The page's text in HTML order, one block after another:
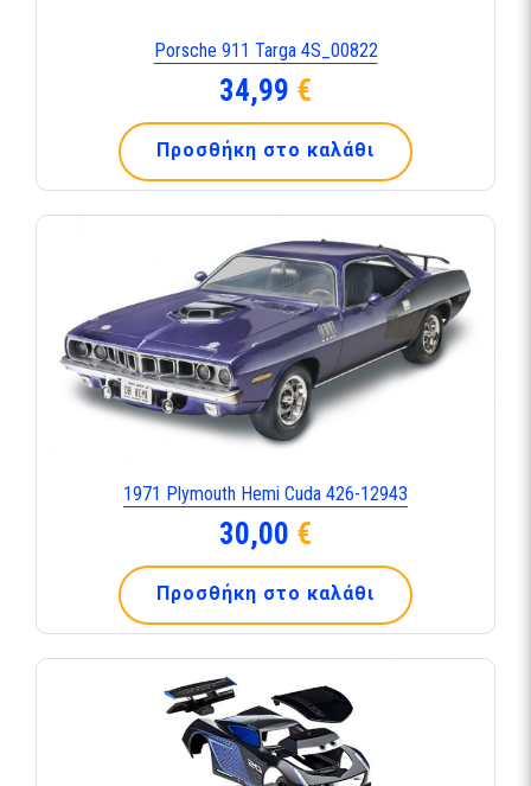
Porsche 911 Targa 4S_00822
34,99 €
Προσθήκη στο καλάθι
1971 Plymouth Hemi Cuda 426-12943
30,00 €
Προσθήκη στο καλάθι